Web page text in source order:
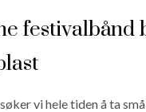
vi hele tiden å ta